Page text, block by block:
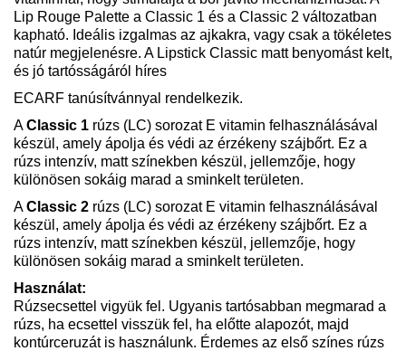
Lip Rouge Palette a Classic 1 és a Classic 2 változatban
kapható. Ideális izgalmas az ajkakra, vagy csak a tökéletes
natúr megjelenésre. A Lipstick Classic matt benyomást kelt,
és jó tartósságáról híres
ECARF tanúsítvánnyal rendelkezik.
AClassic 1 rúzs (LC) sorozat E vitamin felhasználásával
készül, amely ápolja és védi az érzékeny szájbőrt. Ez a
rúzs intenzív, matt színekben készül, jellemzője, hogy
különösen sokáig marad a sminkelt területen.
AClassic 2 rúzs (LC) sorozat E vitamin felhasználásával
készül, amely ápolja és védi az érzékeny szájbőrt. Ez a
rúzs intenzív, matt színekben készül, jellemzője, hogy
különösen sokáig marad a sminkelt területen.
Használat:
Rúzsecsettel vigyük fel. Ugyanis tartósabban megmarad a
rúzs, ha ecsettel visszük fel, ha előtte alapozót, majd
kontúrceruzát is használunk. Érdemes az első színes rúzs